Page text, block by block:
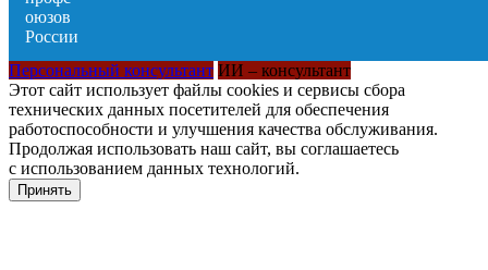
Персональный консультант ИИ – консультант
Этот сайт использует файлы cookies и сервисы сбора
технических данных посетителей для обеспечения
работоспособности и улучшения качества обслуживания.
Продолжая использовать наш сайт, вы соглашаетесь
с использованием данных технологий.
Принять